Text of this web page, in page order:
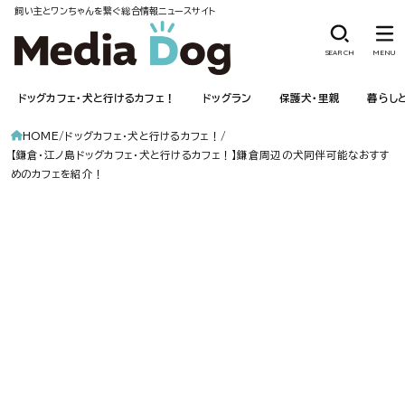
飼い主とワンちゃんを繋ぐ総合情報ニュースサイト
ドッグカフェ・犬と行けるカフェ！ ドッグラン 保護犬・里親 暮らし
SEARCH MENU
HOME
ドッグカフェ・犬と行けるカフェ！
【鎌倉・江ノ島ドッグカフェ・犬と行けるカフェ！】鎌倉周辺の犬同伴可能なおすす
めのカフェを紹介！